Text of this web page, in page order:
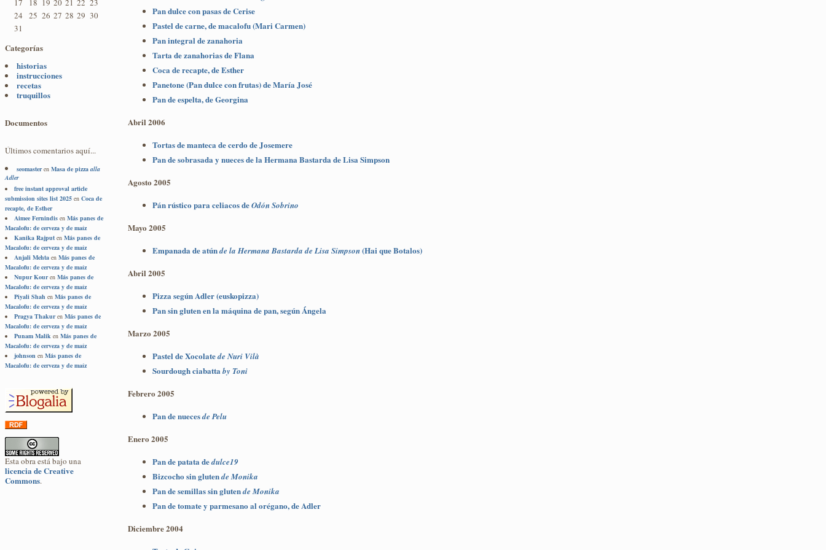
17 18 19 20 21 22 23
24
25 26 27 28 29 30
31
Categorías
historias
instrucciones
recetas
truquillos
Documentos
Últimos comentarios aquí...
seomasteren Masa de pizzaalla
Adler
free instant approval article
submission sites list 2025 en Coca de
recapte, de Esther
Aimee Fernindis en Más panes de
Macalofu: de cerveza y de maíz
Kanika Rajput en Más panes de
Macalofu: de cerveza y de maíz
Anjali Mehta en Más panes de
Macalofu: de cerveza y de maíz
Nupur Kouren Más panes de
Macalofu: de cerveza y de maíz
Piyali Shah en Más panes de
Macalofu: de cerveza y de maíz
Pragya Thakuren Más panes de
Macalofu: de cerveza y de maíz
Punam Malik en Más panes de
Macalofu: de cerveza y de maíz
johnson en Más panes de
Macalofu: de cerveza y de maíz
Esta obra está bajo una
licencia de Creative
Commons.
Pan dulce con pasas de Cerise
Pastel de carne, de macalofu (Mari Carmen)
Pan integral de zanahoria
Tarta de zanahorias de Flana
Coca de recapte, de Esther
Panetone (Pan dulce con frutas) de María José
Pan de espelta, de Georgina
Abril 2006
Tortas de manteca de cerdo de Josemere
Pan de sobrasada y nueces de la Hermana Bastarda de Lisa Simpson
Agosto 2005
Pán rústico para celiacos deOdón Sobrino
Mayo 2005
Empanada de atúnde la Hermana Bastarda de Lisa Simpson(Hai que Botalos)
Abril 2005
Pizza según Adler (euskopizza)
Pan sin gluten en la máquina de pan, según Ángela
Marzo 2005
Pastel de Xocolatede Nuri Vilà
Sourdough ciabatta by Toni
Febrero 2005
Pan de nuecesde Pelu
Enero 2005
Pan de patata dedulce19
Bizcocho sin glutende Monika
Pan de semillas sin glutende Monika
Pan de tomate y parmesano al orégano, de Adler
Diciembre 2004